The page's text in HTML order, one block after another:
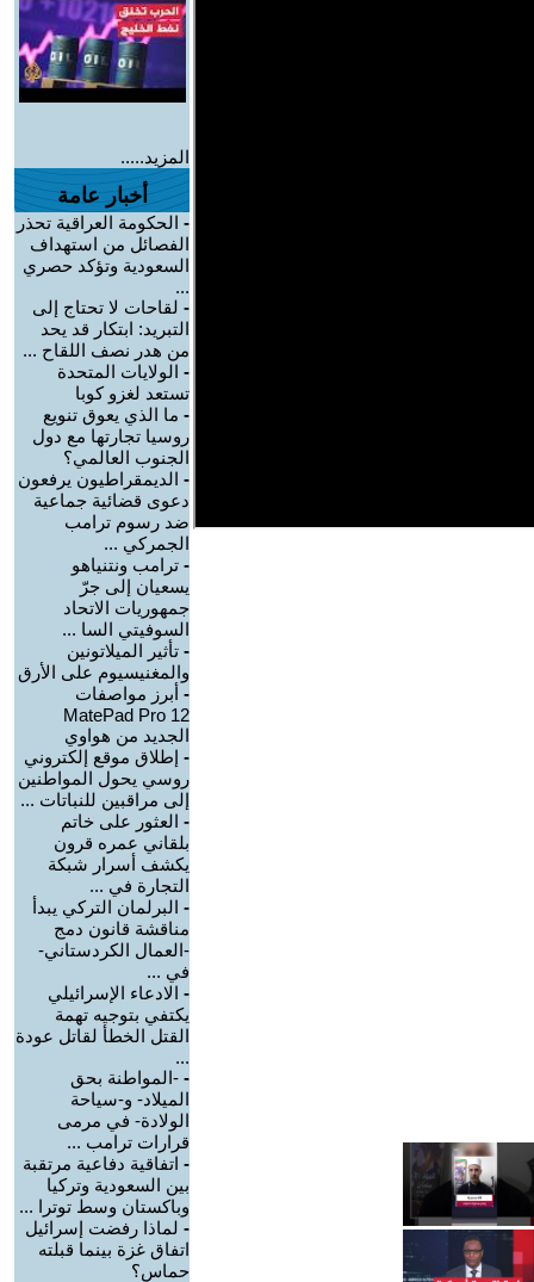
المزيد.....
أخبار عامة
- الحكومة العراقية تحذر
الفصائل من استهداف
السعودية وتؤكد حصري
...
- لقاحات لا تحتاج إلى
التبريد: ابتكار قد يحد
من هدر نصف اللقاح ...
- الولايات المتحدة
تستعد لغزو كوبا
- ما الذي يعوق تنويع
روسيا تجارتها مع دول
الجنوب العالمي؟
- الديمقراطيون يرفعون
دعوى قضائية جماعية
ضد رسوم ترامب
الجمركي ...
- ترامب ونتنياهو
يسعيان إلى جرّ
جمهوريات الاتحاد
السوفيتي السا ...
- تأثير الميلاتونين
والمغنيسيوم على الأرق
- أبرز مواصفات
MatePad Pro 12
الجديد من هواوي
- إطلاق موقع إلكتروني
روسي يحول المواطنين
إلى مراقبين للنباتات ...
- العثور على خاتم
بلقاني عمره قرون
يكشف أسرار شبكة
التجارة في ...
- البرلمان التركي يبدأ
مناقشة قانون دمج
-العمال الكردستاني-
في ...
- الادعاء الإسرائيلي
يكتفي بتوجيه تهمة
القتل الخطأ لقاتل عودة
...
- -المواطنة بحق
الميلاد- و-سياحة
الولادة- في مرمى
قرارات ترامب ...
- اتفاقية دفاعية مرتقبة
بين السعودية وتركيا
وباكستان وسط توترا ...
- لماذا رفضت إسرائيل
اتفاق غزة بينما قبلته
حماس؟